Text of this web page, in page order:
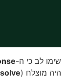
שימו לב כי ה-
היה מוצלח (